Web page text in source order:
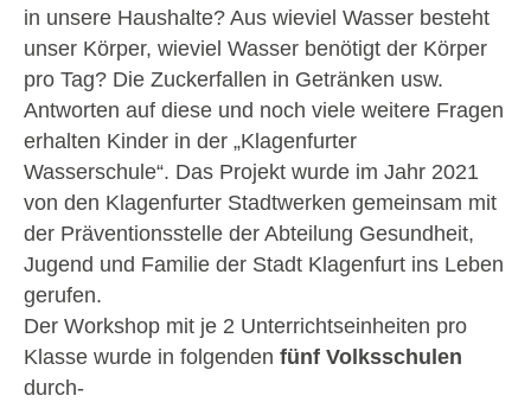
in unsere Haushalte? Aus wieviel Wasser besteht
unser Körper, wieviel Wasser benötigt der Körper
pro Tag? Die Zuckerfallen in Getränken usw.
Antworten auf diese und noch viele weitere Fragen
erhalten Kinder in der „Klagenfurter
Wasserschule“. Das Projekt wurde im Jahr 2021
von den Klagenfurter Stadtwerken gemeinsam mit
der Präventionsstelle der Abteilung Gesundheit,
Jugend und Familie der Stadt Klagenfurt ins Leben
gerufen.
Der Workshop mit je 2 Unterrichtseinheiten pro
Klasse wurde in folgenden fünf Volksschulen
durch-